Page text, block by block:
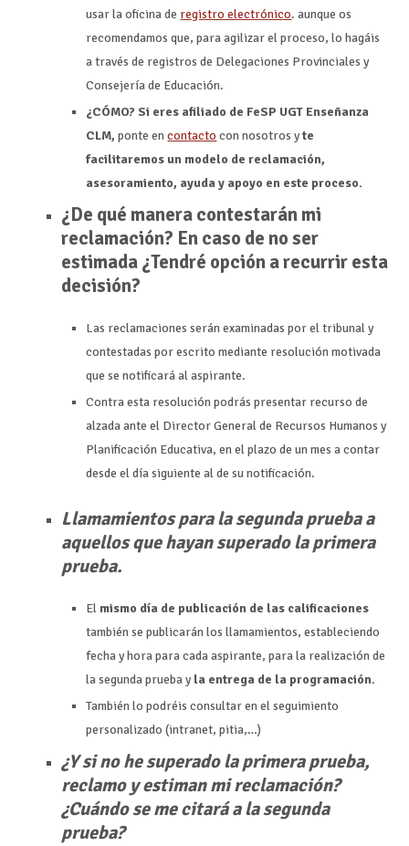
usar la oficina de registro electrónico. aunque os
recomendamos que, para agilizar el proceso, lo hagáis
a través de registros de Delegaciones Provinciales y
Consejería de Educación.
¿CÓMO? Si eres afiliado de FeSP UGT Enseñanza
CLM, ponte encontacto con nosotros yte
facilitaremos un modelo de reclamación,
asesoramiento, ayuda y apoyo en este proceso.
¿De qué manera contestarán mi
reclamación? En caso de no ser
estimada ¿Tendré opción a recurrir esta
decisión?
Las reclamaciones serán examinadas por el tribunal y
contestadas por escrito mediante resolución motivada
que se notificará al aspirante.
Contra esta resolución podrás presentar recurso de
alzada ante el Director General de Recursos Humanos y
Planificación Educativa, en el plazo de un mes a contar
desde el día siguiente al de su notificación.
Llamamientos para la segunda prueba a
aquellos que hayan superado la primera
prueba.
El mismo día de publicación de las calificaciones
también se publicarán los llamamientos, estableciendo
fecha y hora para cada aspirante, para la realización de
la segunda prueba y la entrega de la programación.
También lo podréis consultar en el seguimiento
personalizado (intranet, pitia,…)
¿Y si no he superado la primera prueba,
reclamo y estiman mi reclamación?
¿Cuándo se me citará a la segunda
prueba?